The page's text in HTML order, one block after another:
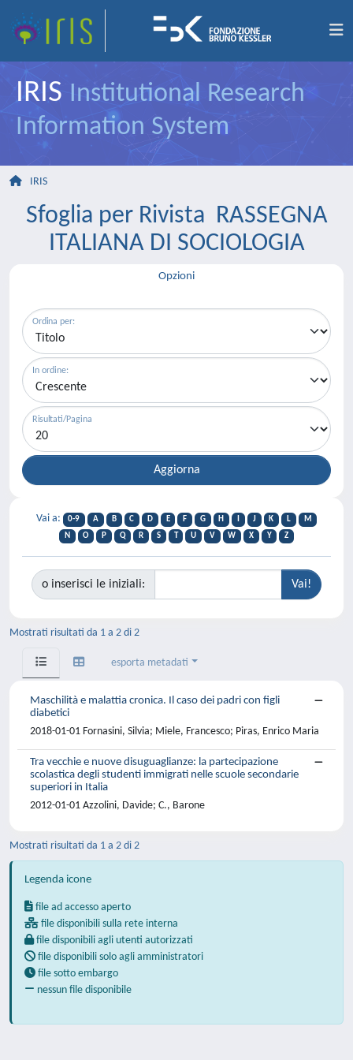
IRIS Institutional Research
Information System
IRIS
Sfoglia per Rivista RASSEGNA
ITALIANA DI SOCIOLOGIA
Opzioni
Ordina per:
In ordine:
Risultati/Pagina
Vai a: 0-9 A B C D E F G H J K L
M
N
O P Q R S T U V W X Y Z
o inserisci le iniziali:
Mostrati risultati da 1 a 2 di 2
esporta metadati
Maschilità e malattia cronica. Il caso dei padri con figli
diabetici
2018-01-01 Fornasini, Silvia; Miele, Francesco; Piras, Enrico Maria
Tra vecchie e nuove disuguaglianze: la partecipazione
scolastica degli studenti immigrati nelle scuole secondarie
superiori in Italia
2012-01-01 Azzolini, Davide; C., Barone
Mostrati risultati da 1 a 2 di 2
Legenda icone
file ad accesso aperto
file disponibili sulla rete interna
file disponibili agli utenti autorizzati
file disponibili solo agli amministratori
file sotto embargo
nessun file disponibile